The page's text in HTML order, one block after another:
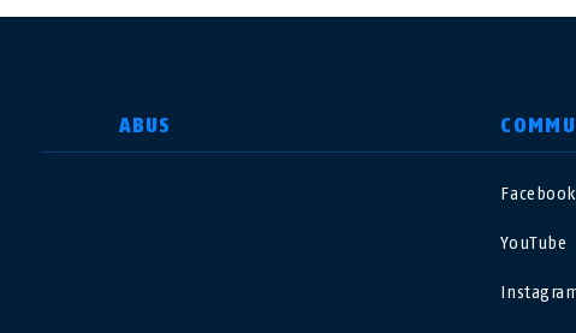
ABUS
Facebook
YouTube
ВИБРАТИ КРАЇНУ